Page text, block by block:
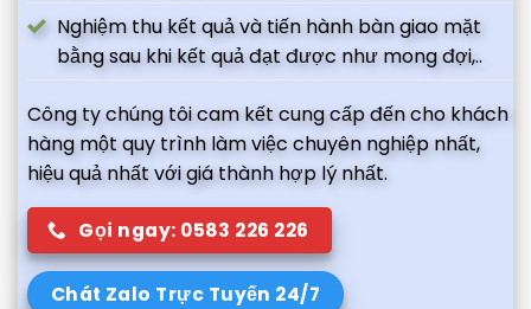
Nghiệm thu kết quả và tiến hành bàn giao mặt
bằng sau khi kết quả đạt được như mong đợi,..
Công ty chúng tôi cam kết cung cấp đến cho khách
hàng một quy trình làm việc chuyên nghiệp nhất,
hiệu quả nhất với giá thành hợp lý nhất.
Gọi ngay: 0583 226 226
Chát Zalo Trực Tuyến 24/7